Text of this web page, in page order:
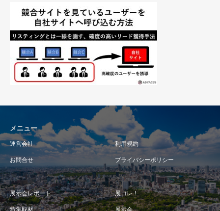
メニュー
運営会社 利用規約
お問合せ プライバシーポリシー
展示会レポート 展コレ！
特集取材 展示会